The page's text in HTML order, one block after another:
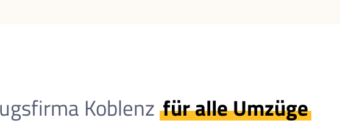
Koblenz für alle Umzüge